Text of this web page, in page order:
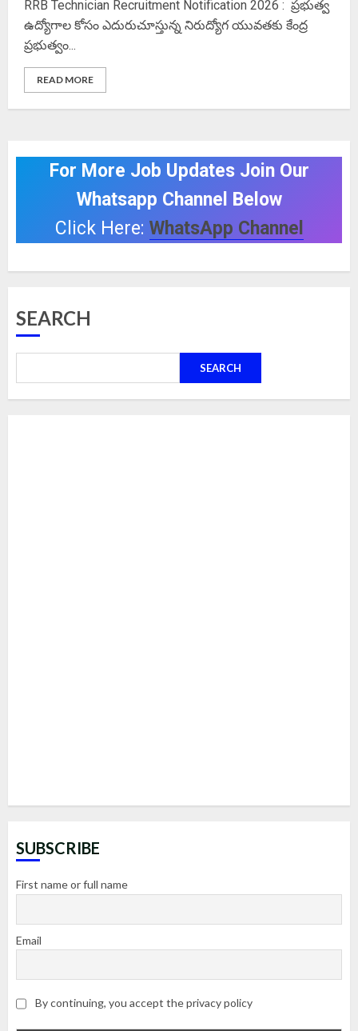
RRB Technician Recruitment Notification 2026 : ప్రభుత్వ
ఉద్యోగాల కోసం ఎదురుచూస్తున్న నిరుద్యోగ యువతకు కేంద్ర
ప్రభుత్వం...
READ MORE
For More Job Updates Join Our
Whatsapp Channel Below
Click Here: WhatsApp Channel
SEARCH
SEARCH
SUBSCRIBE
First name or full name
Email
By continuing, you accept the privacy policy